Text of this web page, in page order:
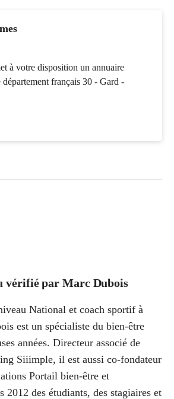
à votre disposition un annuaire
français 30 - Gard -
vérifié par Marc Dubois
National et coach sportif à
est un spécialiste du bien-être
années. Directeur associé de
Siiimple, il est aussi co-fondateur
Portail bien-être et
2012 des étudiants, des stagiaires et